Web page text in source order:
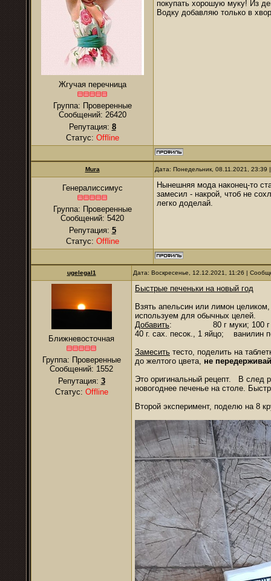
Жгучая перечница
Группа: Проверенные
Сообщений: 26420
Репутация: 8
Статус: Offline
покупать хорошую муку! Из
Водку добавляю только в
Mura Дата: Понедельник, 08.11.2021,
Генералиссимус
Группа: Проверенные
Сообщений: 5420
Репутация: 5
Статус: Offline
Нынешняя мода наконец-то
замесил - накрой, чтоб не
легко доделай.
ugelegal1 Дата: Воскресенье, 12.12.2021, 11:26 |
Ближневосточная
Группа: Проверенные
Сообщений: 1552
Репутация: 3
Статус: Offline
Быстрые печеньки на новый год
Взять апельсин или лимон
используем для обычных целей.
Добавить: 80 г муки; 100 г
40 г. сах. песок., 1 яйцо;
Замесить тесто, поделить на
до желтого цвета, не
Это оригинальный рецепт. В след
новогоднее печенье на столе.
Второй эксперимент, поделю на 8